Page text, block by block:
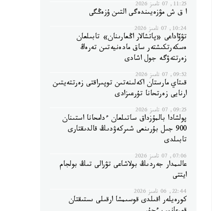
11:25, 07 تامىز 2026
ا ق ش مۋزەيىندەگى التىن ۇزەڭگى
10:24, 07 تامىز 2026
تۋۆاداعى «پاتشالار اڭعارىنان» تابىلعان
ەسكەرتكىشتەر ساق مادەنيەتىن تەرەڭ
زەرتتەۋگە جول اشادى
09:52, 07 تامىز 2026
قىتاي مارستان اكەلىنەتىن توپىراقتى زەرتتەيتىن
ارنايى زەرتحانا تۇرعىزادى
09:25, 07 تامىز 2026
پولشادا بالمۇزداق ساتىلعان ءدامحانا استىنان
900 جىل بۇرىنعى شىركەۋدىڭ قالدىقتارى
تابىلدى
07:06, 07 تامىز 2026
عالىمدار جەردىڭ بولاشاعى تۋرالى تىڭ بولجام
ايتتى
22:44, 06 تامىز 2026
كورەيلەر اقىلدى قوسىمشا ارقىلى ىستىقتان